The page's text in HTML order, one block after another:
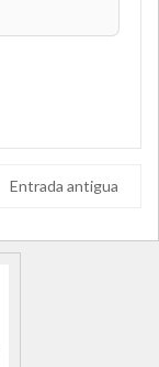
Entrada antigua